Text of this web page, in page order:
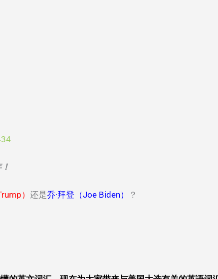
） 还是乔·拜登（Joe Biden） ？